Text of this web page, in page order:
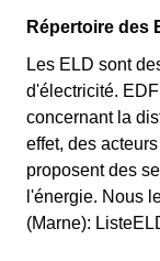
Répertoire des
Les ELD sont
d'électricité.
concernant la
effet, des
proposent des
l'énergie. Nous
(Marne):